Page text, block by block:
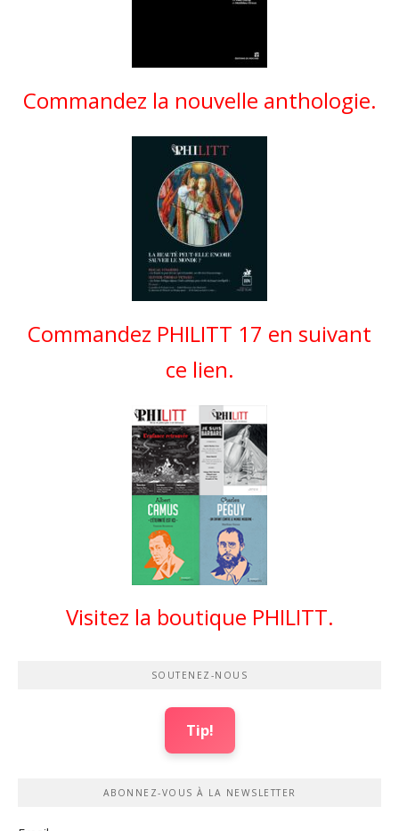
Commandez la nouvelle anthologie.
Commandez PHILITT 17 en suivant
ce lien.
Visitez la boutique PHILITT.
SOUTENEZ-NOUS
Tip!
ABONNEZ-VOUS À LA NEWSLETTER